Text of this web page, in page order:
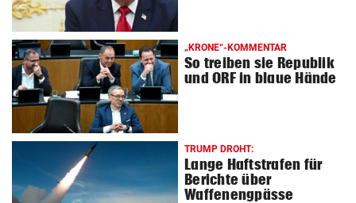
„KRONE“-KOMMENTAR
So treiben sie Republik
und ORF in blaue Hände
TRUMP DROHT:
Lange Haftstrafen für
Berichte über
Waffenengpässe